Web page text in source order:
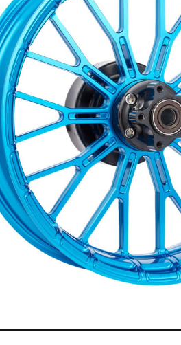
REPOSE PIEDS & COMMANDES
CHAMBRES À AIR &